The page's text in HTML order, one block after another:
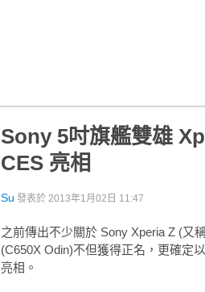
Sony 5吋旗艦雙雄
CES 亮相
Su 發表於 2013年1月02日 11:47
之前傳出不少關於 Sony Xperia Z (又
(C650X Odin)不但獲得正名，更確定
亮相。